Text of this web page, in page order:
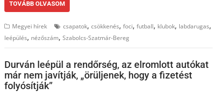
TOVÁBB OLVASOM
Megyei hírek csapatok,csökkenés,foci,futball, klubok, labdarugas,
leépülés, nézőszám,Szabolcs-Szatmár-Bereg
Durván leépül a rendőrség, az elromlott autókat
már nem javítják, „örüljenek, hogy a fizetést
folyósítják”